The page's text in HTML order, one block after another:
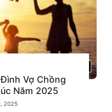
Vợ Chồng
Năm 2025
2025